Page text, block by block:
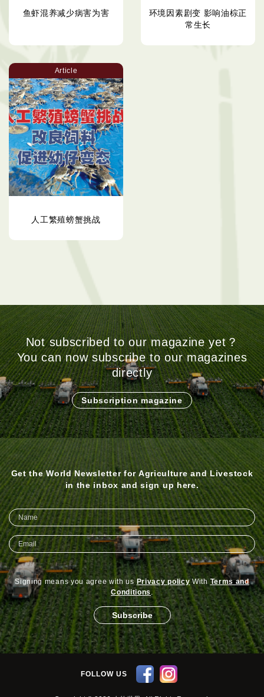
鱼虾混养减少病害为害
环境因素剧变 影响油棕正
常生长
Article
人工繁殖螃蟹挑战
Not subscribed to our magazine yet？
You can now subscribe to our magazines
directly
Subscription magazine
Get the World Newsletter for Agriculture and Livestock
in the inbox and sign up here.
Signing means you agree with us Privacy policyWithTerms and
Conditions.
Subscribe
FOLLOW US